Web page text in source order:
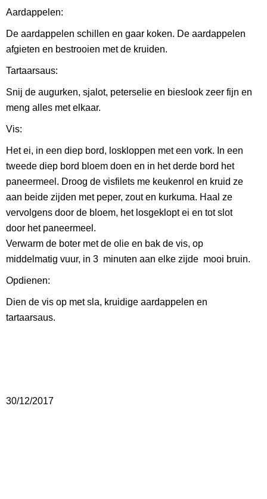
Aardappelen:
De aardappelen schillen en gaar koken. De aardappelen
afgieten en bestrooien met de kruiden.
Tartaarsaus:
Snij de augurken, sjalot, peterselie en bieslook zeer fijn en
meng alles met elkaar.
Vis:
Het ei, in een diep bord, loskloppen met een vork. In een
tweede diep bord bloem doen en in het derde bord het
paneermeel. Droog de visfilets me keukenrol en kruid ze
aan beide zijden met peper, zout en kurkuma. Haal ze
vervolgens door de bloem, het losgeklopt ei en tot slot
door het paneermeel.
Verwarm de boter met de olie en bak de vis, op
middelmatig vuur, in 3 minuten aan elke zijde mooi bruin.
Opdienen:
Dien de vis op met sla, kruidige aardappelen en
tartaarsaus.
30/12/2017